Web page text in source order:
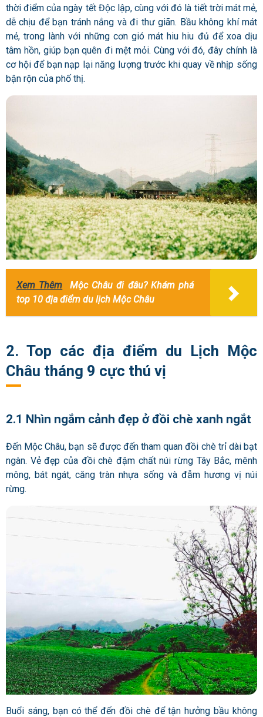
thời điểm của ngày tết Độc lập, cùng với đó là tiết trời mát mẻ,
dễ chịu để bạn tránh nắng và đi thư giãn. Bầu không khí mát
mẻ, trong lành với những cơn gió mát hiu hiu đủ để xoa dịu
tâm hồn, giúp bạn quên đi mệt mỏi. Cùng với đó, đây chính là
cơ hội để bạn nạp lại năng lượng trước khi quay về nhịp sống
bận rộn của phố thị.
Xem Thêm
Mộc Châu đi đâu? Khám phá
top 10 địa điểm du lịch Mộc Châu
2. Top các địa điểm du Lịch Mộc
Châu tháng 9 cực thú vị
2.1 Nhìn ngắm cảnh đẹp ở đồi chè xanh ngắt
Đến Mộc Châu, bạn sẽ được đến tham quan đồi chè trỉ dài bạt
ngàn. Vẻ đẹp của đồi chè đậm chất núi rừng Tây Bắc, mênh
mông, bát ngát, căng tràn nhựa sống và đẫm hương vị núi
rừng.
Buổi sáng, bạn có thể đến đồi chè để tận hưởng bầu không